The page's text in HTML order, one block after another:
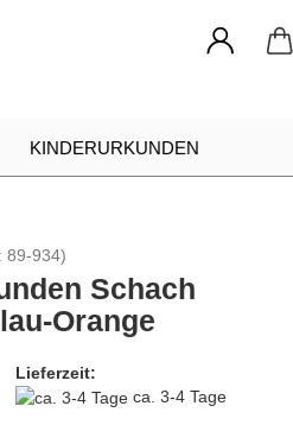
KINDERURKUNDEN
89-934)
Schach
Orange
Lieferzeit:
ca. 3-4 Tage